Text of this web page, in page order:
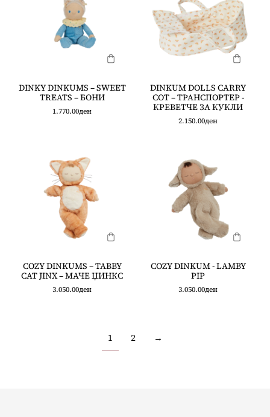
DINKY DINKUMS – SWEET
TREATS – БОНИ
1.770.00ден
DINKUM DOLLS CARRY
COT – ТРАНСПОРТЕР -
КРЕВЕТЧЕ ЗА КУКЛИ
2.150.00ден
COZY DINKUMS – TABBY
CAT JINX – МАЧЕ ЏИНКС
3.050.00ден
COZY DINKUM - LAMBY
PIP
3.050.00ден
1 2 →